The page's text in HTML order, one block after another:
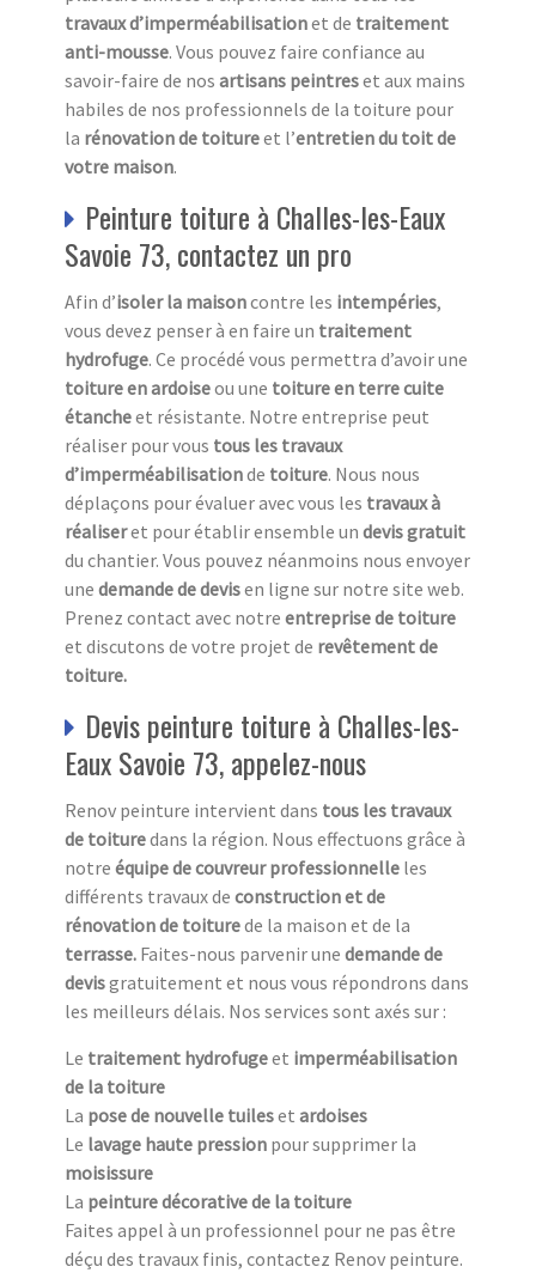
travaux d’imperméabilisationet de traitement
anti-mousse. Vous pouvez faire confiance au
savoir-faire de nos artisans peintreset aux mains
habiles de nos professionnels de la toiture pour
la rénovation de toitureet l’entretien du toit de
votre maison.
Peinture toiture à Challes-les-Eaux
Savoie 73, contactez un pro
Afin d’isoler la maisoncontre les intempéries,
vous devez penser à en faire un traitement
hydrofuge. Ce procédé vous permettra d’avoir une
toiture en ardoiseou une toiture en terre cuite
étancheet résistante. Notre entreprise peut
réaliser pour vous tous les travaux
d’imperméabilisationde toiture. Nous nous
déplaçons pour évaluer avec vous les travaux à
réaliseret pour établir ensemble un devis gratuit
du chantier. Vous pouvez néanmoins nous envoyer
une demande de devisen ligne sur notre site web.
Prenez contact avec notre entreprise de toiture
et discutons de votre projet de revêtement de
toiture.
Devis peinture toiture à Challes-les-
Eaux Savoie 73, appelez-nous
Renov peinture intervient dans tous les travaux
de toituredans la région. Nous effectuons grâce à
notre équipe de couvreur professionnelle les
différents travaux de construction et de
rénovation de toiturede la maison et de la
terrasse. Faites-nous parvenir une demande de
devisgratuitement et nous vous répondrons dans
les meilleurs délais. Nos services sont axés sur :
Le traitement hydrofugeet imperméabilisation
de la toiture
La pose de nouvelle tuileset ardoises
Le lavage haute pression pour supprimer la
moisissure
La peinture décorative de la toiture
Faites appel à un professionnel pour ne pas être
déçu des travaux finis, contactez Renov peinture.